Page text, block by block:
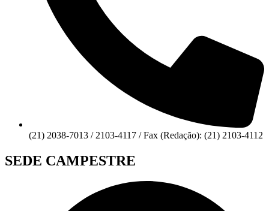
(21) 2038-7013 / 2103-4117 / Fax (Redação): (21) 2103-4112
SEDE CAMPESTRE